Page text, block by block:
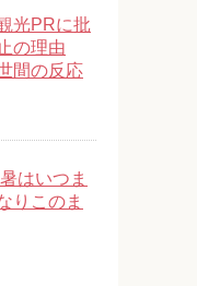
光PRに批
の理由
間の反応
はいつま
りこのま